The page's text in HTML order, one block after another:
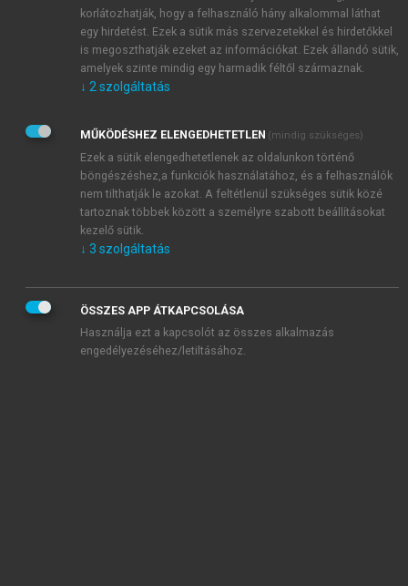
Kérek értesítést a MeRSZ újdonságairól, akcióiról.
Kérek értesítést az Akadémiai Kiadó Zrt. újdonságairól,
Adatkezelési tájékoztatóbanfoglaltakat tudomásul
veszem és elfogadom.
Általános vásárlási feltételeket, valamint a szotar.netés a
mersz.huoldalak licencszerződéseiben foglaltakat
tudomásul veszem és elfogadom.
KIPRÓBÁLOM
korlátozhatják, hogy a felhasználó hány alkalommal láthat
egy hirdetést. Ezek a sütik más szervezetekkel és hirdetőkkel
is megoszthatják ezeket az információkat. Ezek állandó sütik,
amelyek szinte mindig egy harmadik féltől származnak.
↓ 2 szolgáltatás
MŰKÖDÉSHEZ ELENGEDHETETLEN (mindig szükséges)
Ezek a sütik elengedhetetlenek az oldalunkon történő
böngészéshez,a funkciók használatához, és a felhasználók
nem tilthatják le azokat. A feltétlenül szükséges sütik közé
tartoznak többek között a személyre szabott beállításokat
kezelő sütik.
↓ 3 szolgáltatás
ÖSSZES APP ÁTKAPCSOLÁSA
Használja ezt a kapcsolót az összes alkalmazás
engedélyezéséhez/letiltásához.